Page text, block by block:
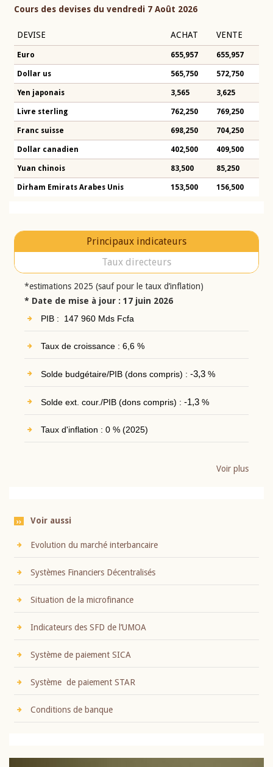
Cours des devises du vendredi 7 Août 2026
DEVISE ACHAT VENTE
Euro 655,957 655,957
Dollar us 565,750 572,750
Yen japonais 3,565 3,625
Livre sterling 762,250 769,250
Franc suisse 698,250 704,250
Dollar canadien 402,500 409,500
Yuan chinois 83,500 85,250
Dirham Emirats Arabes Unis 153,500 156,500
Principaux indicateurs
Taux directeurs
*estimations 2025 (sauf pour le taux d’inflation)
* Date de mise à jour : 17 juin 2026
PIB : 147 960 Mds Fcfa
Taux de croissance : 6,6 %
Solde budgétaire/PIB (dons compris) : -3,3%
Solde ext. cour./PIB (dons compris) : -1,3%
Taux d'inflation : 0 % (2025)
Voir plus
Voir aussi
Evolution du marché interbancaire
Systèmes Financiers Décentralisés
Situation de la microfinance
Indicateurs des SFD de l’UMOA
Système de paiement SICA
Système de paiement STAR
Conditions de banque